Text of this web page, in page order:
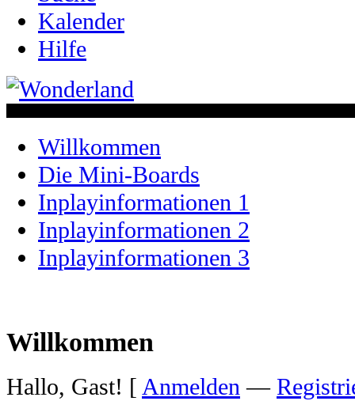
Kalender
Hilfe
Willkommen
Die Mini-Boards
Inplayinformationen 1
Inplayinformationen 2
Inplayinformationen 3
Willkommen
Hallo, Gast! [ Anmelden —